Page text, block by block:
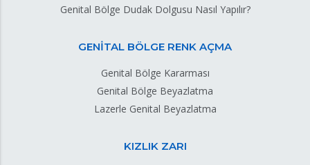
Genital Bölge Dudak Dolgusu Nasıl Yapılır?
GENİTAL BÖLGE RENK AÇMA
Genital Bölge Kararması
Genital Bölge Beyazlatma
Lazerle Genital Beyazlatma
KIZLIK ZARI